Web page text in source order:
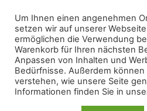
Um Ihnen einen angenehmen
setzen wir auf unserer
ermöglichen die Verwendung
Warenkorb für Ihren nächsten
Anpassen von Inhalten und
Bedürfnisse. Außerdem
verstehen, wie unsere Seite
Informationen finden Sie in